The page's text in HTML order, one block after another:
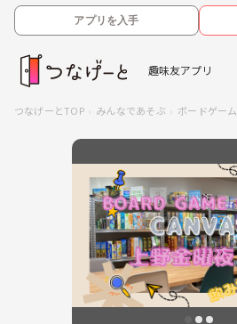
アプリを入手
趣味友アプリ
つなげーとTOP みんなであそぶ ボードゲーム